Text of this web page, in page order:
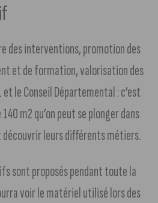
des interventions, promotion des
et de formation, valorisation des
le Conseil Départemental : c’est
m2 qu’on peut se plonger dans
découvrir leurs différents métiers.
sont proposés pendant toute la
voir le matériel utilisé lors des